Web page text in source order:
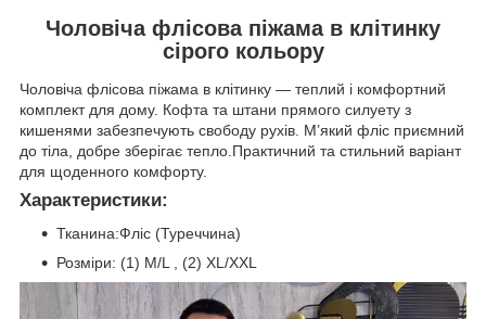
Чоловіча флісова піжама в клітинку
сірого кольору
Чоловіча флісова піжама в клітинку — теплий і комфортний
комплект для дому. Кофта та штани прямого силуету з
кишенями забезпечують свободу рухів. М’який фліс приємний
до тіла, добре зберігає тепло.Практичний та стильний варіант
для щоденного комфорту.
Характеристики:
Тканина:Фліс (Туреччина)
Розміри: (1) M/L , (2) XL/XXL